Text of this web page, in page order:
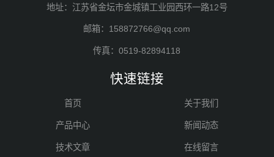
地址：江苏省金坛市金城镇工业园西环一路12号
邮箱：158872766@qq.com
传真：0519-82894118
快速链接
首页 关于我们
产品中心 新闻动态
技术文章 在线留言